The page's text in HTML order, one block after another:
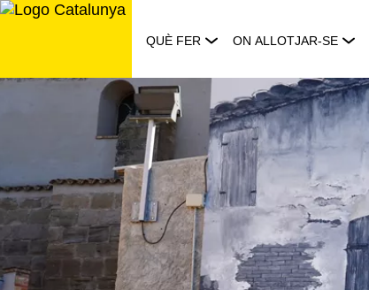
Saltar
QUÈ FER ON ALLOTJAR-SE